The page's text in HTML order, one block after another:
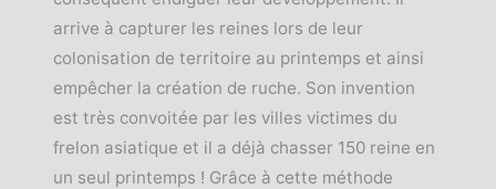
arrive à capturer les reines lors de leur
colonisation de territoire au printemps et ainsi
empêcher la création de ruche. Son invention
est très convoitée par les villes victimes du
frelon asiatique et il a déjà chasser 150 reine en
un seul printemps ! Grâce à cette méthode